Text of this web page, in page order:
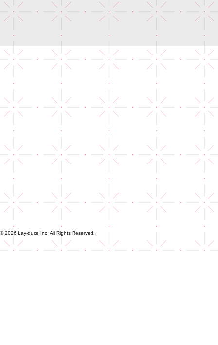
© 2026 Lay-duce Inc. All Rights Reserved.